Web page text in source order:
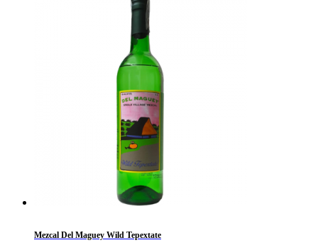
Mezcal Del Maguey Wild Tepextate